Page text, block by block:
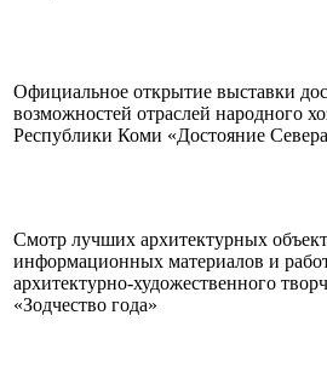
Официальное открытие выставки
возможностей отраслей народного
Республики Коми «Достояние
Смотр лучших архитектурных
информационных материалов и
архитектурно-художественного
«Зодчество года»